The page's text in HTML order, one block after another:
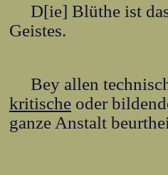
D[ie] Blüthe ist
Geistes.
Bey allen
kritische oder
ganze Anstalt